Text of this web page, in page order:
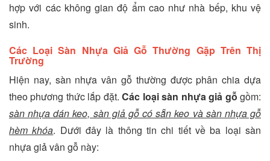
hợp với các không gian độ ẩm cao như nhà bếp, khu vệ
sinh.
Các Loại Sàn Nhựa Giả Gỗ Thường Gặp Trên Thị
Trường
Hiện nay, sàn nhựa vân gỗ thường được phân chia dựa
theo phương thức lắp đặt.Các loại sàn nhựa giả gỗ gồm:
sàn nhựa dán keo, sàn giả gỗ có sẵn keo và sàn nhựa gỗ
hèm khóa. Dưới đây là thông tin chi tiết về ba loại sàn
nhựa giả vân gỗ này: